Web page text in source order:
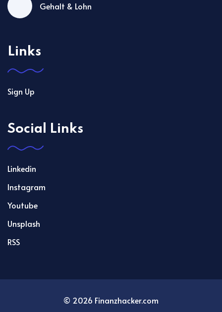
Gehalt & Lohn
Links
Sign Up
Social Links
Linkedin
Instagram
Youtube
Unsplash
RSS
© 2026 Finanzhacker.com